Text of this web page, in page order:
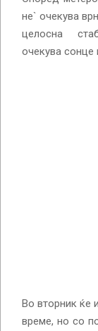
не` очекува
целосна
очекува сонце
Во вторник ќе
време, но со